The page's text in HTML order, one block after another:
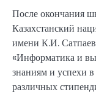
После окончания
Казахстанский
имени К.И.
«Информатика и
знаниям и успехи в
различных